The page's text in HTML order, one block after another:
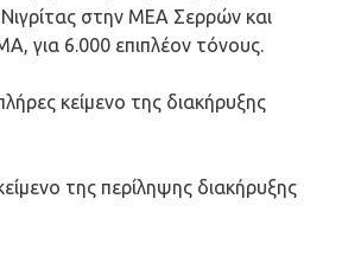
στην ΜΕΑ Σερρών και
για 6.000 επιπλέον τόνους.
κείμενο της διακήρυξης
της περίληψης διακήρυξης